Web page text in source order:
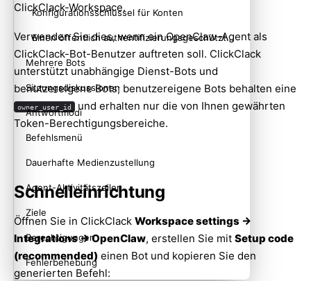
ClickClack-Workspace.
Verwenden Sie dies, wenn ein OpenClaw-Agent als
ClickClack-Bot-Benutzer auftreten soll. ClickClack
unterstützt unabhängige Dienst-Bots und
benutzereigene Bots; benutzereigene Bots behalten eine
owner_user_id und erhalten nur die von Ihnen gewährten
Token-Berechtigungsbereiche.
Schnelleinrichtung
Öffnen Sie in ClickClack Workspace settings →
Integrations → OpenClaw, erstellen Sie mit Setup code
(recommended) einen Bot und kopieren Sie den
generierten Befehl:
Konfigurationsschlüssel für Konten
Einen öffentlich authentifizierungsgeschützten Hostnamen beibehalten
Mehrere Bots
Sitzungsdiskussionen
Antwortmodi
Befehlsmenü
Dauerhafte Medienzustellung
Agent-Aktivitätszeilen
Ziele
Berechtigungen
Fehlerbehebung